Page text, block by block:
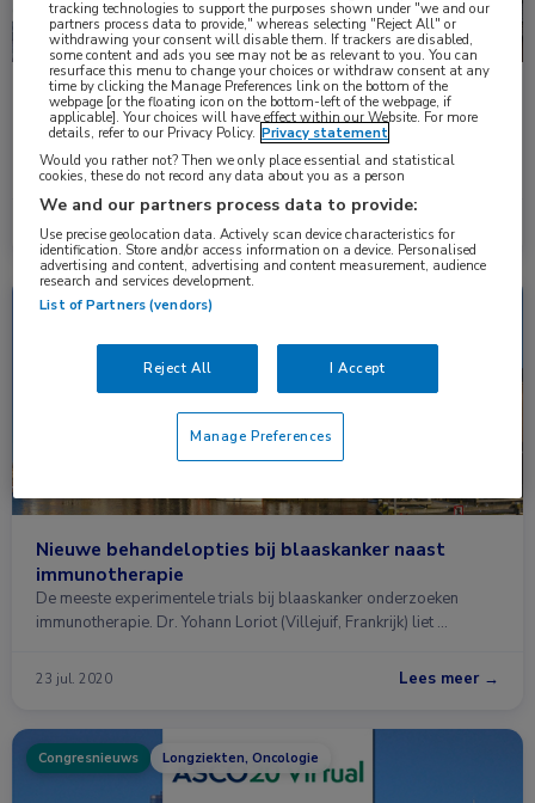
Ramucirumab plus carboplatine en paclitaxel bij
gevorderd thymuscarcinoom
Bij patiënten met een gevorderd thymuscarcinoom gaf toevoeging
van ramucirumab aan carboplatine en paclitaxel als …
1 okt. 2024 Lees meer →
Congresnieuws Oncologie, Urologie
Nieuwe behandelopties bij blaaskanker naast
immunotherapie
De meeste experimentele trials bij blaaskanker onderzoeken
immunotherapie. Dr. Yohann Loriot (Villejuif, Frankrijk) liet …
23 jul. 2020 Lees meer →
Congresnieuws Longziekten, Oncologie
tracking technologies to support the purposes shown under "we and our
partners process data to provide," whereas selecting "Reject All" or
withdrawing your consent will disable them. If trackers are disabled,
some content and ads you see may not be as relevant to you. You can
resurface this menu to change your choices or withdraw consent at any
time by clicking the Manage Preferences link on the bottom of the
webpage [or the floating icon on the bottom-left of the webpage, if
applicable]. Your choices will have effect within our Website. For more
details, refer to our Privacy Policy. Privacy statement
Would you rather not? Then we only place essential and statistical
cookies, these do not record any data about you as a person
We and our partners process data to provide:
Use precise geolocation data. Actively scan device characteristics for
identification. Store and/or access information on a device. Personalised
advertising and content, advertising and content measurement, audience
research and services development.
List of Partners (vendors)
Reject All I Accept
Manage Preferences